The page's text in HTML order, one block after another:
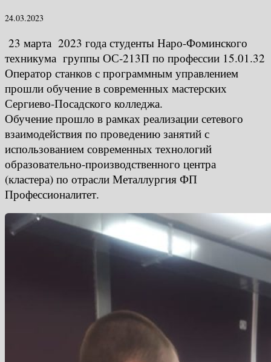
24.03.2023
23 марта 2023 года студенты Наро-Фоминского
техникума группы ОС-213П по профессии 15.01.32
Оператор станков с программным управлением
прошли обучение в современных мастерских
Сергиево-Посадского колледжа.
Обучение прошло в рамках реализации сетевого
взаимодействия по проведению занятий с
использованием современных технологий
образовательно-производственного центра
(кластера) по отрасли Металлургия ФП
Профессионалитет.